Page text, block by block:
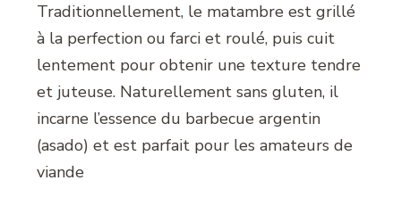
Traditionnellement, le matambre est grillé
à la perfection ou farci et roulé, puis cuit
lentement pour obtenir une texture tendre
et juteuse. Naturellement sans gluten, il
incarne l’essence du barbecue argentin
(asado) et est parfait pour les amateurs de
viande